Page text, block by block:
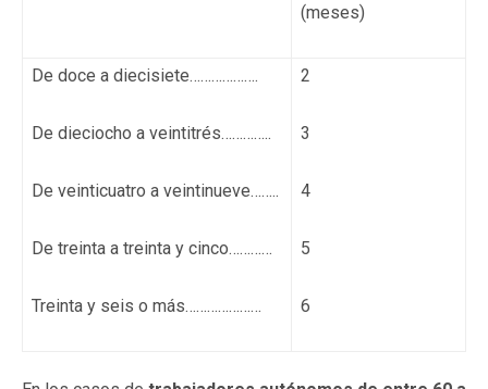
(meses)
De doce a diecisiete……………….
De dieciocho a veintitrés…………..
De veinticuatro a veintinueve……..
De treinta a treinta y cinco…………
Treinta y seis o más…………………
2
3
4
5
6